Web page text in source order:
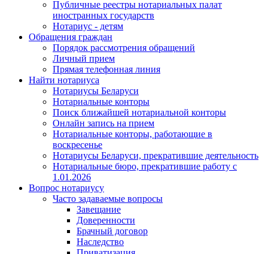
Публичные реестры нотариальных палат
иностранных государств
Нотариус - детям
Обращения граждан
Порядок рассмотрения обращений
Личный прием
Прямая телефонная линия
Найти нотариуса
Нотариусы Беларуси
Нотариальные конторы
Поиск ближайшей нотариальной конторы
Онлайн запись на прием
Нотариальные конторы, работающие в
воскресенье
Нотариусы Беларуси, прекратившие деятельность
Нотариальные бюро, прекратившие работу с
1.01.2026
Вопрос нотариусу
Часто задаваемые вопросы
Завещание
Доверенности
Брачный договор
Наследство